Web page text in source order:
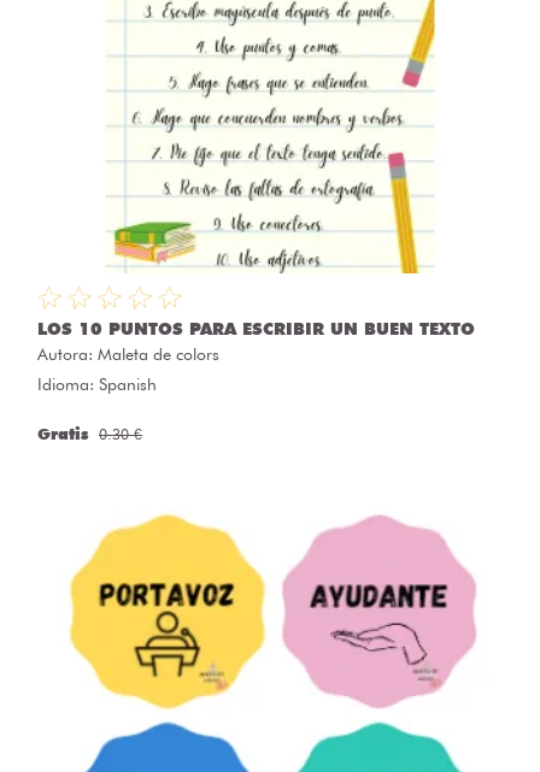
LOS 10 PUNTOS PARA ESCRIBIR UN BUEN TEXTO
Autora: Maleta de colors
Idioma: Spanish
Gratis 0.30 €